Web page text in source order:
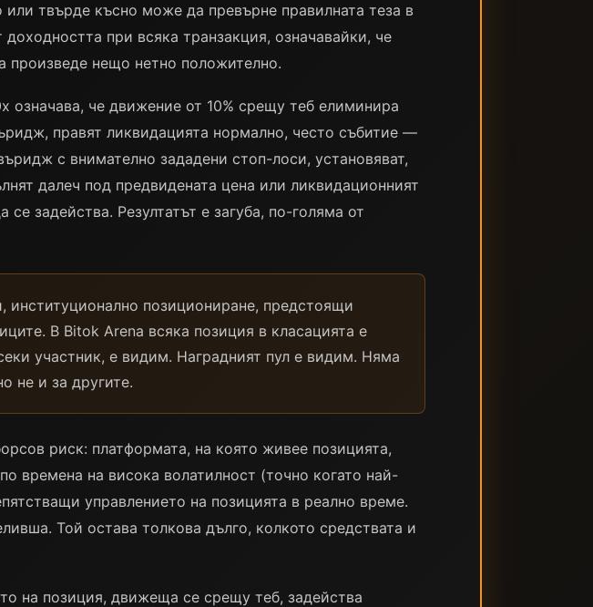
твърде късно може да превърне правилната теза в
при всяка транзакция, означавайки, че
произведе нещо нетно положително.
че движение от 10% срещу теб елиминира
правят ликвидацията нормално, честo събитие —
с внимателно зададени стоп-лоси, установяват,
далеч под предвидената цена или ликвидационният
задейства. Резултатът е загуба, по-голяма от
позициониране, предстоящи
В Bitok Arena всяка позиция в класацията е
участник, е видим. Наградният пул е видим. Няма
не и за другите.
риск: платформата, на която живее позицията,
времена на висока волатилност (точно когато най-
управлението на позицията в реално време.
Той остава толкова дълго, колкото средствата и
на позиция, движеща се срещу теб, задейства